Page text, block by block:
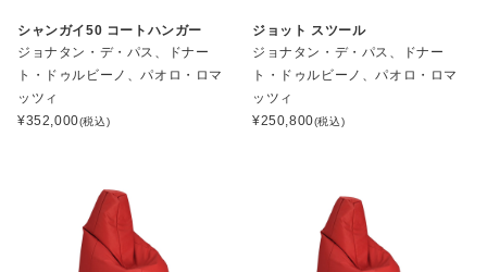
シャンガイ50 コートハンガー
ジョナタン・デ・パス、ドナー
ト・ドゥルビーノ、パオロ・ロマ
ッツィ
¥352,000(税込)
ジョット スツール
ジョナタン・デ・パス、ドナー
ト・ドゥルビーノ、パオロ・ロマ
ッツィ
¥250,800(税込)